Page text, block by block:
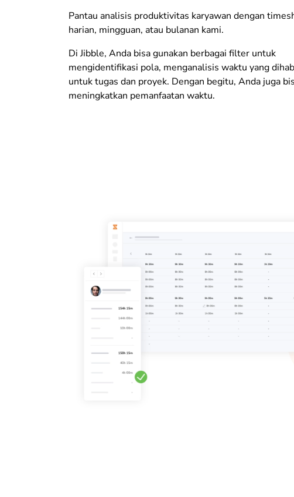
Pantau analisis produktivitas karyawan dengan
harian, mingguan, atau bulanan kami.
Di Jibble, Anda bisa gunakan berbagai filter untuk
mengidentifikasi pola, menganalisis waktu yang
untuk tugas dan proyek. Dengan begitu, Anda juga
meningkatkan pemanfaatan waktu.